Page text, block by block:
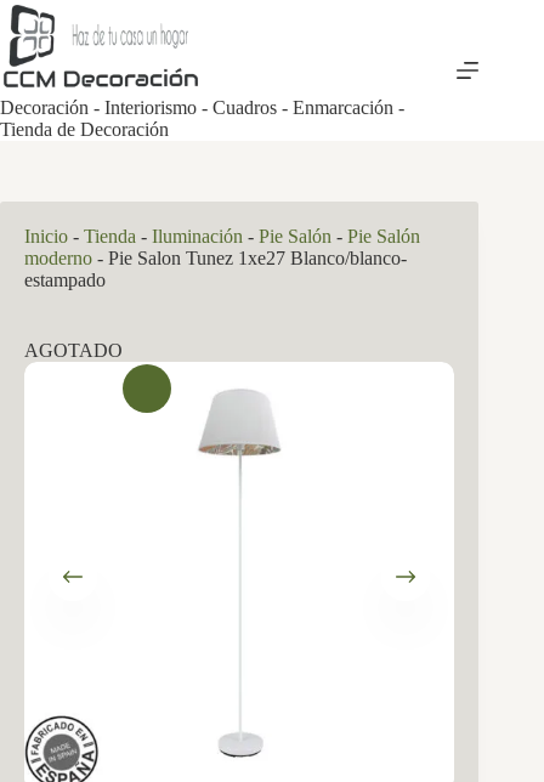
Saltar
al
contenido
Decoración - Interiorismo - Cuadros - Enmarcación -
Tienda de Decoración
Inicio - Tienda - Iluminación - Pie Salón - Pie Salón
moderno - Pie Salon Tunez 1xe27 Blanco/blanco-
estampado
AGOTADO